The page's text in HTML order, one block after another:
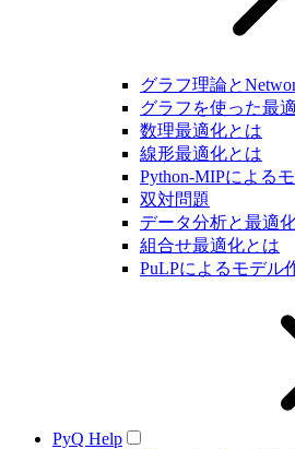
グラフ理論と
グラフを使った最
数理最適化とは
線形最適化とは
Python-MIPによる
双対問題
データ分析と最適
組合せ最適化とは
PuLPによるモデル
PyQ Help